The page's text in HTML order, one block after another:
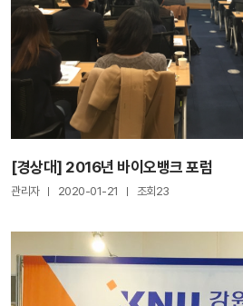
[경상대] 2016년 바이오뱅크 포럼
관리자 2020-01-21 조회23